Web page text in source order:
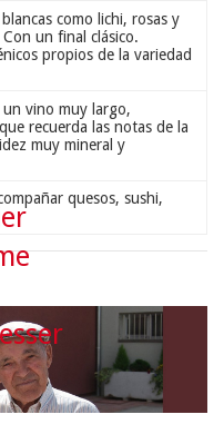
como lichi, rosas y
Con un final clásico.
propios de la variedad
un vino muy largo,
recuerda las notas de la
muy mineral y
quesos, sushi,